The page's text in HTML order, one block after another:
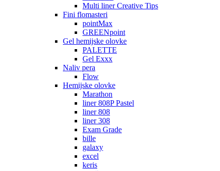
Multi liner Creative Tips
Fini flomasteri
pointMax
GREENpoint
Gel hemijske olovke
PALETTE
Gel Exxx
Naliv pera
Flow
Hemijske olovke
Marathon
liner 808P Pastel
liner 808
liner 308
Exam Grade
bille
galaxy
excel
keris